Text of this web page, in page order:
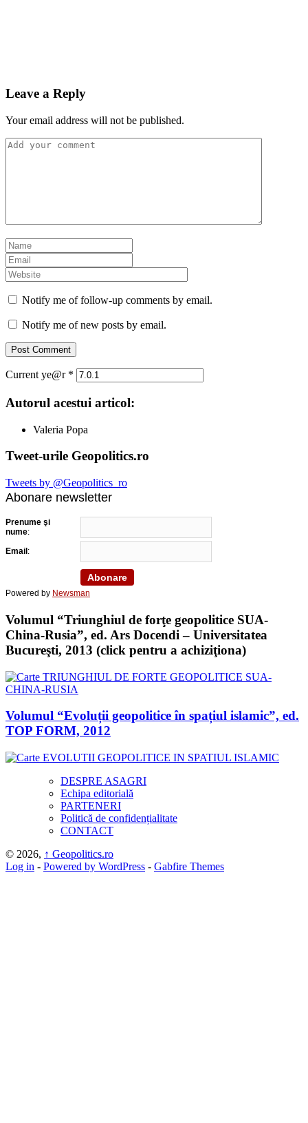
Leave a Reply
Your email address will not be published.
Notify me of follow-up comments by email.
Notify me of new posts by email.
Current ye@r *
Autorul acestui articol:
Valeria Popa
Tweet-urile Geopolitics.ro
Tweets by @Geopolitics_ro
Abonare newsletter
Prenume şi
nume:
Email :
Powered by Newsman
Volumul “Triunghiul de forţe geopolitice SUA-
China-Rusia”, ed. Ars Docendi – Universitatea
Bucureşti, 2013 (click pentru a achiziţiona)
Volumul “Evoluții geopolitice în spațiul islamic”, ed.
TOP FORM, 2012
DESPRE ASAGRI
Echipa editorială
PARTENERI
Politică de confidențialitate
CONTACT
© 2026, ↑ Geopolitics.ro
Log in - Powered by WordPress - Gabfire Themes